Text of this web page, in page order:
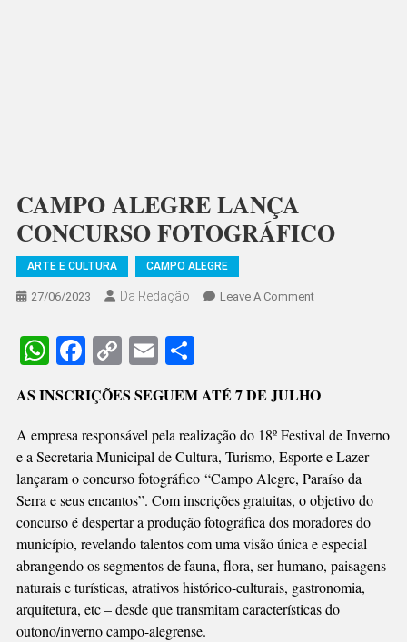
CAMPO ALEGRE LANÇA
CONCURSO FOTOGRÁFICO
ARTE E CULTURA CAMPO ALEGRE
27/06/2023 Da Redação Leave A CommentOn
FOTOGRÁFICO
WhatsApp
Facebook
CopyEmail
AS INSCRIÇÕES SEGUEM ATÉ 7 DE JULHO
A empresa responsável pela realização do 18º Festival de Inverno
e a Secretaria Municipal de Cultura, Turismo, Esporte e Lazer
lançaram o concurso fotográfico “Campo Alegre, Paraíso da
Serra e seus encantos”. Com inscrições gratuitas, o objetivo do
concurso é despertar a produção fotográfica dos moradores do
município, revelando talentos com uma visão única e especial
abrangendo os segmentos de fauna, flora, ser humano, paisagens
naturais e turísticas, atrativos histórico-culturais, gastronomia,
arquitetura, etc – desde que transmitam características do
outono/inverno campo-alegrense.